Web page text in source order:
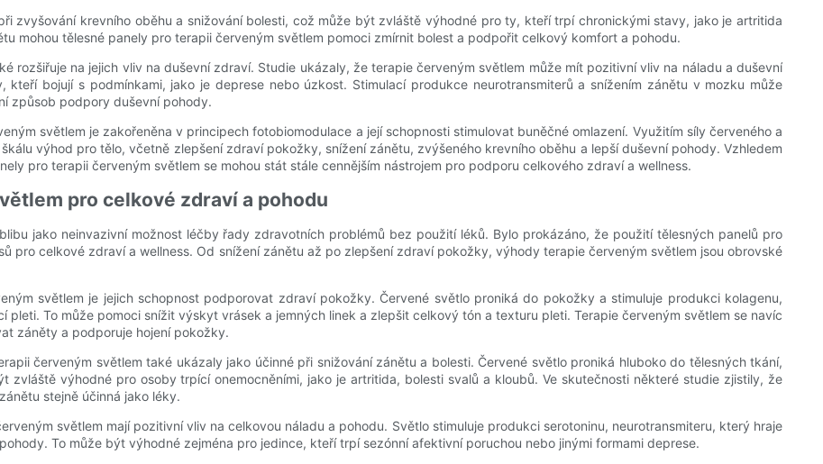
zvyšování krevního oběhu a snižování bolesti, což může být zvláště výhodné pro ty, kteří trpí chronickými stavy, jako je artritida
mohou tělesné panely pro terapii červeným světlem pomoci zmírnit bolest a podpořit celkový komfort a pohodu.
rozšiřuje na jejich vliv na duševní zdraví. Studie ukázaly, že terapie červeným světlem může mít pozitivní vliv na náladu a duševní
bojují s podmínkami, jako je deprese nebo úzkost. Stimulací produkce neurotransmiterů a snížením zánětu v mozku může
způsob podpory duševní pohody.
světlem je zakořeněna v principech fotobiomodulace a její schopnosti stimulovat buněčné omlazení. Využitím síly červeného a
výhod pro tělo, včetně zlepšení zdraví pokožky, snížení zánětu, zvýšeného krevního oběhu a lepší duševní pohody. Vzhledem
pro terapii červeným světlem se mohou stát stále cennějším nástrojem pro podporu celkového zdraví a wellness.
pro celkové zdraví a pohodu
jako neinvazivní možnost léčby řady zdravotních problémů bez použití léků. Bylo prokázáno, že použití tělesných panelů pro
pro celkové zdraví a wellness. Od snížení zánětu až po zlepšení zdraví pokožky, výhody terapie červeným světlem jsou obrovské
světlem je jejich schopnost podporovat zdraví pokožky. Červené světlo proniká do pokožky a stimuluje produkci kolagenu,
To může pomoci snížit výskyt vrásek a jemných linek a zlepšit celkový tón a texturu pleti. Terapie červeným světlem se navíc
záněty a podporuje hojení pokožky.
červeným světlem také ukázaly jako účinné při snižování zánětu a bolesti. Červené světlo proniká hluboko do tělesných tkání,
výhodné pro osoby trpící onemocněními, jako je artritida, bolesti svalů a kloubů. Ve skutečnosti některé studie zjistily, že
stejně účinná jako léky.
světlem mají pozitivní vliv na celkovou náladu a pohodu. Světlo stimuluje produkci serotoninu, neurotransmiteru, který hraje
To může být výhodné zejména pro jedince, kteří trpí sezónní afektivní poruchou nebo jinými formami deprese.